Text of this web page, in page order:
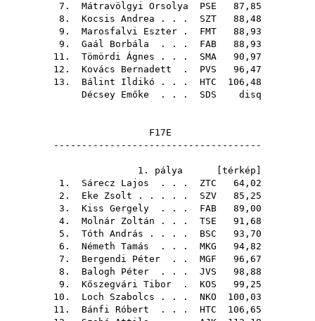
7. Mátravölgyi Orsolya PSE 87,85
8. Kocsis Andrea . . . SZT 88,48
9. Marosfalvi Eszter . FMT 88,93
9. Gaál Borbála . . . FAB 88,93
11. Tömördi Ágnes . . . SMA 90,97
12. Kovács Bernadett . PVS 96,47
13. Bálint Ildikó . . . HTC 106,48
Décsey Emőke . . . SDS disq
F17E
-------------------------------------
1. pálya [ térkép
1. Sárecz Lajos . . . ZTC 64,02
2. Eke Zsolt . . . . . SZV 85,25
3. Kiss Gergely . . . FAB 89,00
4. Molnár Zoltán . . . TSE 91,68
5. Tóth András . . . . BSC 93,70
6. Németh Tamás . . . MKG 94,82
7. Bergendi Péter . . MGF 96,67
8. Balogh Péter . . . JVS 98,88
9. Kőszegvári Tibor . KOS 99,25
10. Loch Szabolcs . . . NKO 100,03
11. Bánfi Róbert . . . HTC 106,65